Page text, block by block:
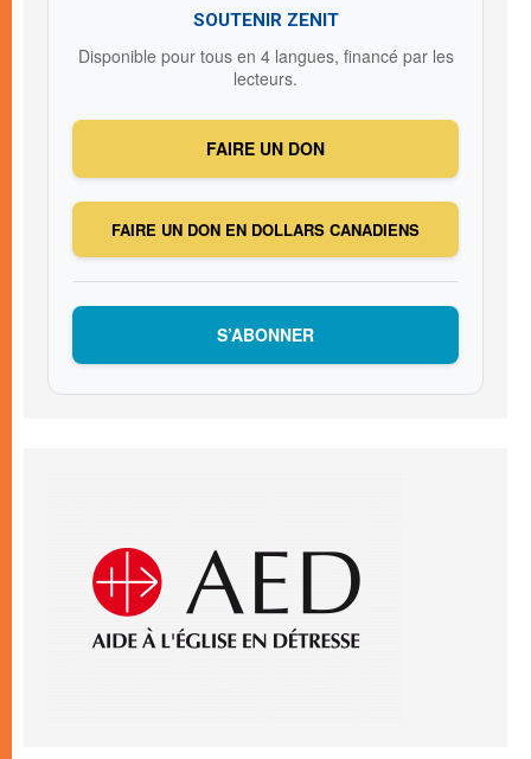
SOUTENIR ZENIT
Disponible pour tous en 4 langues, financé par les
lecteurs.
FAIRE UN DON
FAIRE UN DON EN DOLLARS CANADIENS
S’ABONNER